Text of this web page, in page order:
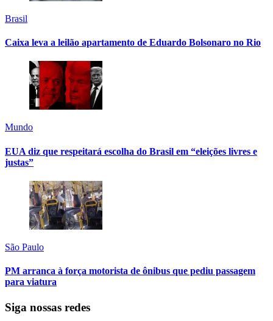
Brasil
Caixa leva a leilão apartamento de Eduardo Bolsonaro no Rio
Mundo
EUA diz que respeitará escolha do Brasil em “eleições livres e
justas”
São Paulo
PM arranca à força motorista de ônibus que pediu passagem
para viatura
Siga nossas redes